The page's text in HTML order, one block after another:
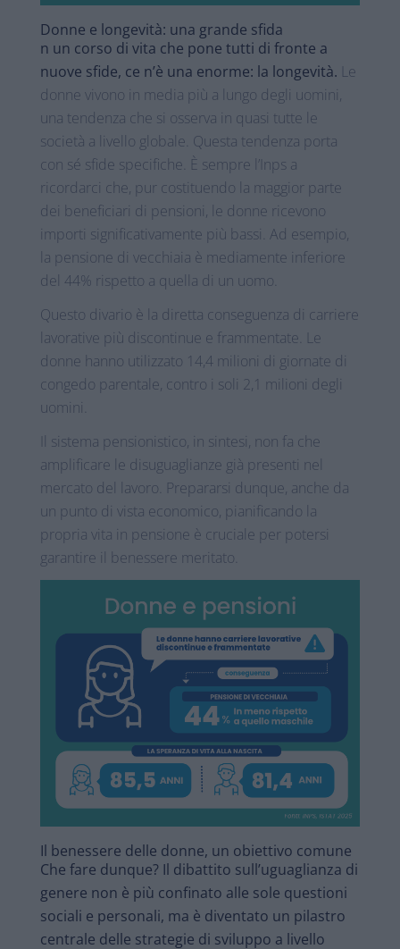
Donne e longevità: una grande sfida
n un corso di vita che pone tutti di fronte a
nuove sfide, ce n’è una enorme: la longevità. Le
donne vivono in media più a lungo degli uomini,
una tendenza che si osserva in quasi tutte le
società a livello globale. Questa tendenza porta
con sé sfide specifiche. È sempre l’Inps a
ricordarci che, pur costituendo la maggior parte
dei beneficiari di pensioni, le donne ricevono
importi significativamente più bassi. Ad esempio,
la pensione di vecchiaia è mediamente inferiore
del 44% rispetto a quella di un uomo.
Questo divario è la diretta conseguenza di carriere
lavorative più discontinue e frammentate. Le
donne hanno utilizzato 14,4 milioni di giornate di
congedo parentale, contro i soli 2,1 milioni degli
uomini.
Il sistema pensionistico, in sintesi, non fa che
amplificare le disuguaglianze già presenti nel
mercato del lavoro. Prepararsi dunque, anche da
un punto di vista economico, pianificando la
propria vita in pensione è cruciale per potersi
garantire il benessere meritato.
Il benessere delle donne, un obiettivo comune
Che fare dunque? Il dibattito sull’uguaglianza di
genere non è più confinato alle sole questioni
sociali e personali, ma è diventato un pilastro
centrale delle strategie di sviluppo a livello